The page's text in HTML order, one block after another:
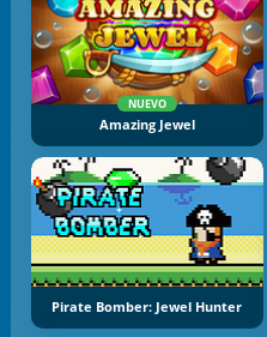
NUEVO
Amazing Jewel
Pirate Bomber: Jewel Hunter